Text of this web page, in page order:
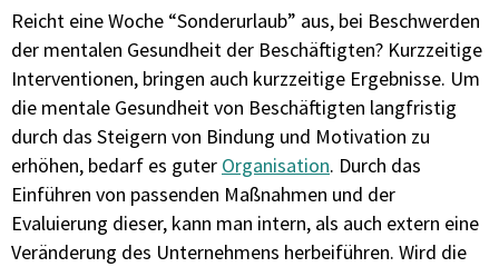
Reicht eine Woche “Sonderurlaub” aus, bei Beschwerden
der mentalen Gesundheit der Beschäftigten? Kurzzeitige
Interventionen, bringen auch kurzzeitige Ergebnisse. Um
die mentale Gesundheit von Beschäftigten langfristig
durch das Steigern von Bindung und Motivation zu
erhöhen, bedarf es guter Organisation. Durch das
Einführen von passenden Maßnahmen und der
Evaluierung dieser, kann man intern, als auch extern eine
Veränderung des Unternehmens herbeiführen. Wird die